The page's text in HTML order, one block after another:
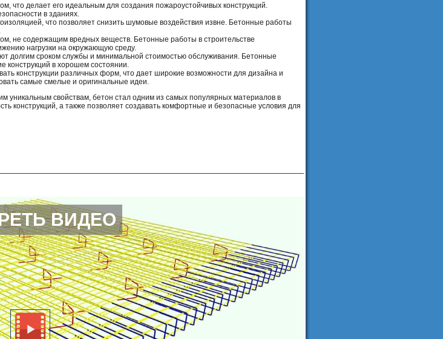
что делает его идеальным для создания пожароустойчивых конструкций.
в зданиях.
что позволяет снизить шумовые воздействия извне. Бетонные работы
не содержащим вредных веществ. Бетонные работы в строительстве
нагрузки на окружающую среду.
долгим сроком службы и минимальной стоимостью обслуживания. Бетонные
конструкций в хорошем состоянии.
конструкции различных форм, что дает широкие возможности для дизайна и
самые смелые и оригинальные идеи.
уникальным свойствам, бетон стал одним из самых популярных материалов в
конструкций, а также позволяет создавать комфортные и безопасные условия для
ВИДЕО